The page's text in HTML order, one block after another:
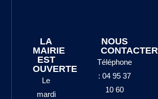
LA
MAIRIE
EST
OUVERTE
Le
mardi
NOUS
CONTACTER
Téléphone
: 04 95 37
10 60